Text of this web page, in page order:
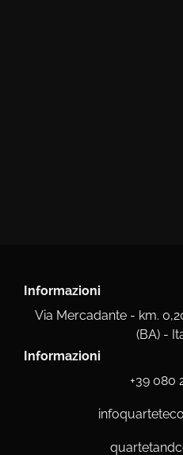
Informazioni
Via Mercadante - km.
(BA) -
Informazioni
+39 080